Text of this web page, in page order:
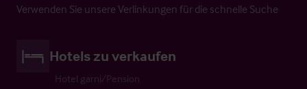
Verwenden Sie unsere Verlinkungen für die schnelle Suche
Hotels zu verkaufen
Hotel garni/Pension